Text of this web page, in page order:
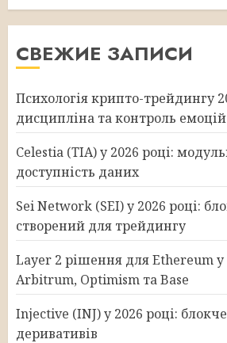
СВЕЖИЕ ЗАПИСИ
Психологія крипто-трейдингу
дисципліна та контроль емоцій
Celestia (TIA) у 2026 році:
доступність даних
Sei Network (SEI) у 2026 році:
створений для трейдингу
Layer 2 рішення для Ethereum у
Arbitrum, Optimism та Base
Injective (INJ) у 2026 році:
деривативів